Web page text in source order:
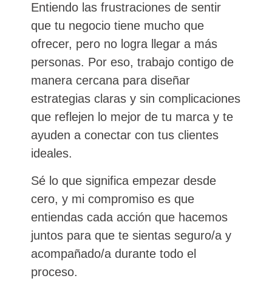
Entiendo las frustraciones de sentir
que tu negocio tiene mucho que
ofrecer, pero no logra llegar a más
personas. Por eso, trabajo contigo de
manera cercana para diseñar
estrategias claras y sin complicaciones
que reflejen lo mejor de tu marca y te
ayuden a conectar con tus clientes
ideales.
Sé lo que significa empezar desde
cero, y mi compromiso es que
entiendas cada acción que hacemos
juntos para que te sientas seguro/a y
acompañado/a durante todo el
proceso.